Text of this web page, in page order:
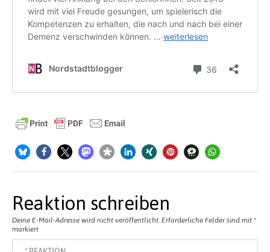
Reaktion schreiben
Deine E-Mail-Adresse wird nicht veröffentlicht. Erforderliche Felder sind mit *
markiert